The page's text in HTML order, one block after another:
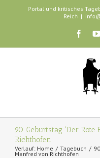
Portal und kritisches
Reich |
90. Geburtstag “Der
Richthofen
Verlauf: Home Tagebuch
Manfred von Richthofen